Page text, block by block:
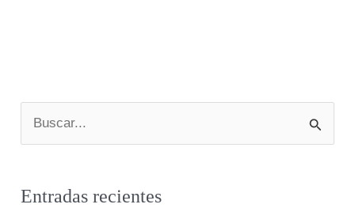
u
c
Entradas recientes